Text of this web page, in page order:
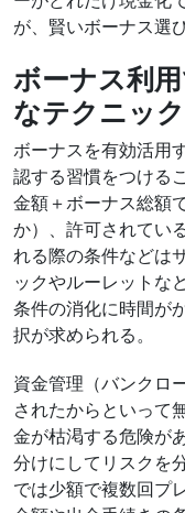
が、賢いボーナス選
ボーナス利
なテクニッ
ボーナスを有効活用
認する習慣をつける
金額＋ボーナス総額
か）、許可されてい
れる際の条件などは
ックやルーレットな
条件の消化に時間が
択が求められる。
資金管理（バンクロ
されたからといって
金が枯渇する危険が
分けにしてリスクを
では少額で複数回プ